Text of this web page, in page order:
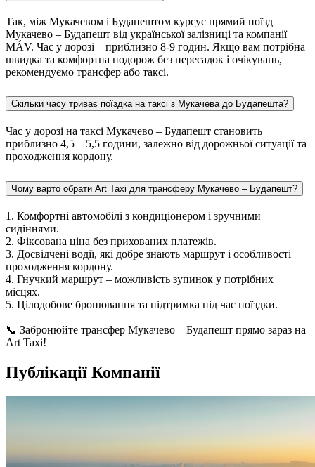
Так, між Мукачевом і Будапештом курсує прямий поїзд
Мукачево – Будапешт від української залізниці та компанії
MÁV. Час у дорозі – приблизно 8-9 годин. Якщо вам потрібна
швидка та комфортна подорож без пересадок і очікувань,
рекомендуємо трансфер або таксі.
Скільки часу триває поїздка на таксі з Мукачева до Будапешта?
Час у дорозі на таксі Мукачево – Будапешт становить
приблизно 4,5 – 5,5 години, залежно від дорожньої ситуації та
проходження кордону.
Чому варто обрати Art Taxi для трансферу Мукачево – Будапешт?
1. Комфортні автомобілі з кондиціонером і зручними
сидіннями.
2. Фіксована ціна без прихованих платежів.
3. Досвідчені водії, які добре знають маршрут і особливості
проходження кордону.
4. Гнучкий маршрут – можливість зупинок у потрібних
місцях.
5. Цілодобове бронювання та підтримка під час поїздки.
📞 Забронюйте трансфер Мукачево – Будапешт прямо зараз на
Art Taxi!
Публікації Компанії